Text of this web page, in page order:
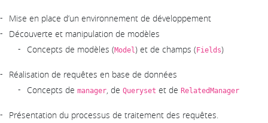
Mise en place d’un environnement de développement
Découverte et manipulation de modèles
Concepts de modèles (Model) et de champs (Fields)
Réalisation de requêtes en base de données
Concepts de manager, de Queryset et de RelatedManager
Présentation du processus de traitement des requêtes.